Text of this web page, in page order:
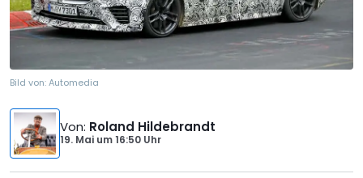
Bild von:Automedia
Von: Roland Hildebrandt
19. Mai um16:50 Uhr